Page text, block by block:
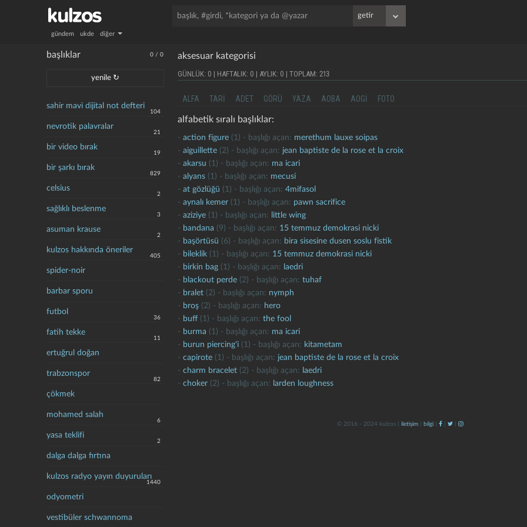
gündem ukde diğer
0 /0
başlıklar
yenile ↻
sahir mavi dijital not defteri
104
nevrotik palavralar
21
bir video bırak
19
bir şarkı bırak
829
celsius
2
sağlıklı beslenme
3
asuman krause
2
kulzos hakkında öneriler
405
spider-noir
barbar sporu
futbol
36
fatih tekke
11
ertuğrul doğan
trabzonspor
82
çökmek
mohamed salah
6
yasa teklifi
2
dalga dalga fırtına
kulzos radyo yayın duyuruları
1440
odyometri
vestibüler schwannoma
aksesuar kategorisi
GÜNLÜK: 0 | HAFTALIK: 0 | AYLIK: 0 | TOPLAM: 213
ALFA TARI ADET GÖRÜ YAZA AOBA AOGI FOTO
alfabetik sıralı başlıklar:
-action figure (1) - başlığı açan: merethum lauxe soipas
-aiguillette (2) - başlığı açan: jean baptiste de la rose et la croix
-akarsu (1) - başlığı açan: ma icari
-alyans (1) - başlığı açan: mecusi
-at gözlüğü (1) - başlığı açan:4mifasol
-aynalı kemer (1) - başlığı açan: pawn sacrifice
-aziziye (1) - başlığı açan:
little wing
- bandana (9) - başlığı açan: 15 temmuz demokrasi nicki
- başörtüsü (6) - başlığı açan: bira sisesine dusen soslu fistik
- bileklik (1) - başlığı açan: 15 temmuz demokrasi nicki
- birkin bag (1) - başlığı açan: laedri
- blackout perde (2) - başlığı açan:tuhaf
- bralet (2) - başlığı açan: nymph
- broş (2) - başlığı açan: hero
- buff (1) - başlığı açan:the fool
- burma (1) - başlığı açan: ma icari
- burun piercing'i (1) - başlığı açan: kitametam
-capirote (1) - başlığı açan: jean baptiste de la rose et la croix
-charm bracelet (2) - başlığı açan: laedri
-choker (2) - başlığı açan: larden loughness
© 2016 - 2024 kulzos | iletişim bilgi